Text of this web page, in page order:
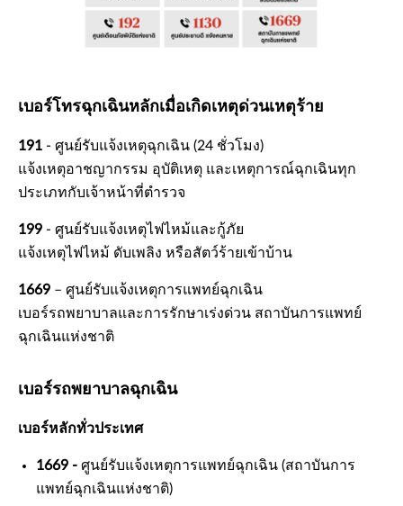
เบอร์โทรฉุกเฉินหลักเมื่อเกิดเหตุด่วนเหตุร้าย
191 - ศูนย์รับแจ้งเหตุฉุกเฉิน (24 ชั่วโมง)
แจ้งเหตุอาชญากรรม อุบัติเหตุ และเหตุการณ์ฉุกเฉินทุก
ประเภทกับเจ้าหน้าที่ตำรวจ
199 - ศูนย์รับแจ้งเหตุไฟไหม้และกู้ภัย
แจ้งเหตุไฟไหม้ ดับเพลิง หรือสัตว์ร้ายเข้าบ้าน
1669 – ศูนย์รับแจ้งเหตุการแพทย์ฉุกเฉิน
เบอร์รถพยาบาลและการรักษาเร่งด่วน สถาบันการแพทย์
ฉุกเฉินแห่งชาติ
เบอร์รถพยาบาลฉุกเฉิน
เบอร์หลักทั่วประเทศ
1669 - ศูนย์รับแจ้งเหตุการแพทย์ฉุกเฉิน (สถาบันการ
แพทย์ฉุกเฉินแห่งชาติ)